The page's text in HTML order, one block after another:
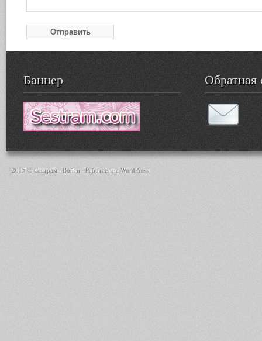
Баннер Обратная
2015 © Сестрам · Войти · Работает на WordPress